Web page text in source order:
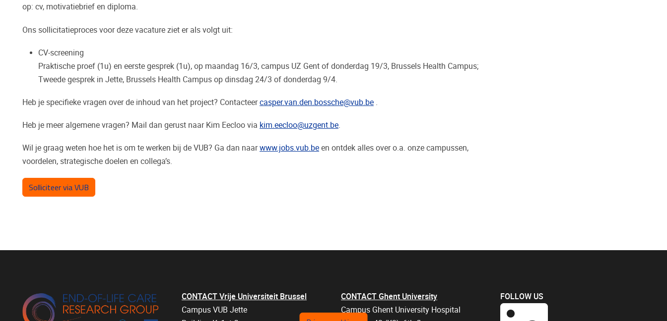
op: cv, motivatiebrief en diploma.
Ons sollicitatieproces voor deze vacature ziet er als volgt uit:
CV-screening
Praktische proef (1u) en eerste gesprek (1u), op maandag 16/3, campus UZ Gent of donderdag 19/3, Brussels Health Campus;
Tweede gesprek in Jette, Brussels Health Campus op dinsdag 24/3 of donderdag 9/4.
Heb je specifieke vragen over de inhoud van het project? Contacteercasper.van.den.bossche@vub.be .
Heb je meer algemene vragen? Mail dan gerust naar Kim Eecloo via kim.eecloo@uzgent.be.
Wil je graag weten hoe het is om te werken bij de VUB? Ga dan naarwww.jobs.vub.be en ontdek alles over o.a. onze campussen,
voordelen, strategische doelen en collega’s.
Solliciteer via VUB
CONTACT Vrije Universiteit Brussel
Campus VUB Jette
CONTACT Ghent University
Campus Ghent University Hospital
FOLLOW US